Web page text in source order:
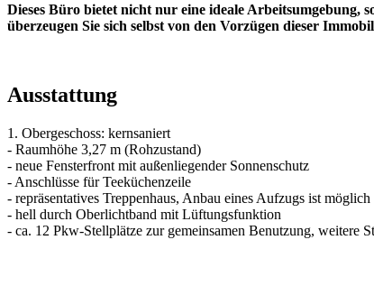
Dieses Büro bietet nicht nur eine ideale Arbeitsumgebung,
überzeugen Sie sich selbst von den Vorzügen dieser
Ausstattung
1. Obergeschoss: kernsaniert
- Raumhöhe 3,27 m (Rohzustand)
- neue Fensterfront mit außenliegender Sonnenschutz
- Anschlüsse für Teeküchenzeile
- repräsentatives Treppenhaus, Anbau eines Aufzugs ist
- hell durch Oberlichtband mit Lüftungsfunktion
- ca. 12 Pkw-Stellplätze zur gemeinsamen Benutzung, weitere